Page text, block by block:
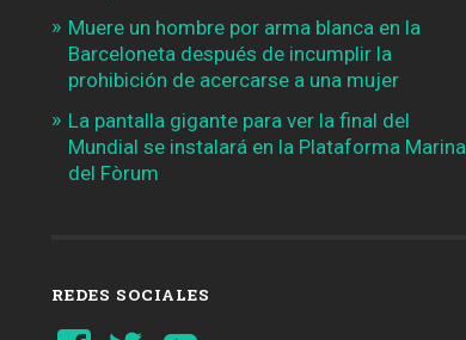
Muere un hombre por arma blanca en la
Barceloneta después de incumplir la
prohibición de acercarse a una mujer
La pantalla gigante para ver la final del
Mundial se instalará en la Plataforma Marina
del Fòrum
REDES SOCIALES
Ver Ver